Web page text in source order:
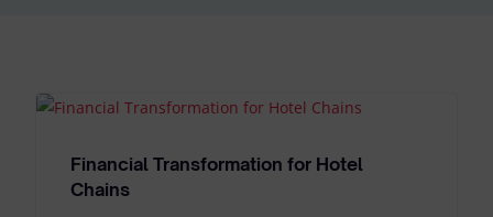
Financial Transformation for Hotel
Chains